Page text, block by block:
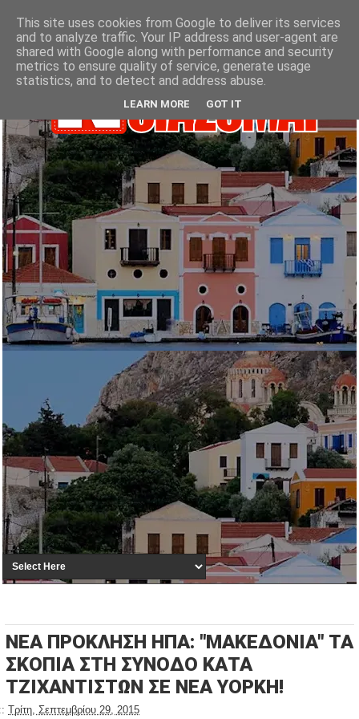
ΝΕΑ ΠΡΟΚΛΗΣΗ ΗΠΑ: "ΜΑΚΕΔΟΝΙΑ" ΤΑ
ΣΚΟΠΙΑ ΣΤΗ ΣΥΝΟΔΟ ΚΑΤΑ
ΤΖΙΧΑΝΤΙΣΤΩΝ ΣΕ ΝΕΑ ΥΟΡΚΗ!
Τρίτη, Σεπτεμβρίου 29, 2015
This site uses cookies from Google to deliver its services
and to analyze traffic. Your IP address and user-agent are
shared with Google along with performance and security
metrics to ensure quality of service, generate usage
statistics, and to detect and address abuse.
LEARN MORE GOT IT